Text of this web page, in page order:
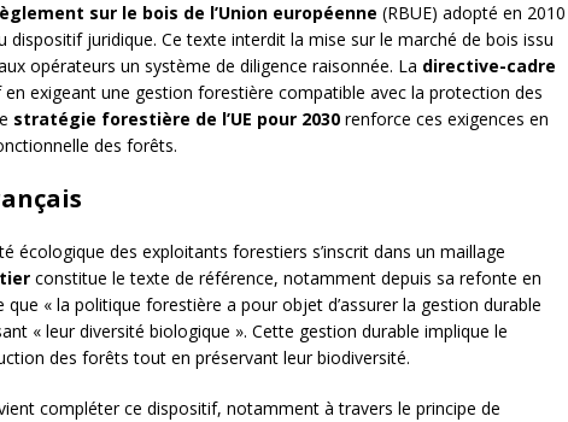
sur le bois de l’Union européenne (RBUE) adopté en 2010
dispositif juridique. Ce texte interdit la mise sur le marché de bois issu
opérateurs un système de diligence raisonnée. La directive-cadre
exigeant une gestion forestière compatible avec la protection des
stratégie forestière de l’UE pour 2030 renforce ces exigences en
des forêts.
écologique des exploitants forestiers s’inscrit dans un maillage
constitue le texte de référence, notamment depuis sa refonte en
que « la politique forestière a pour objet d’assurer la gestion durable
« leur diversité biologique ». Cette gestion durable implique le
des forêts tout en préservant leur biodiversité.
compléter ce dispositif, notamment à travers le principe de